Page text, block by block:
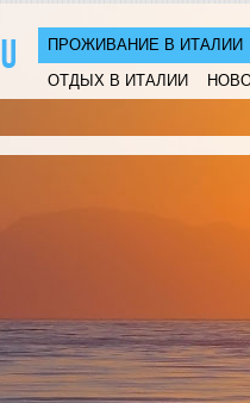
ПРОЖИВАНИЕ В ИТАЛИИ
ОТДЫХ В ИТАЛИИ